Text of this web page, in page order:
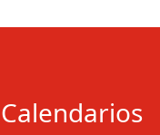
Calendarios